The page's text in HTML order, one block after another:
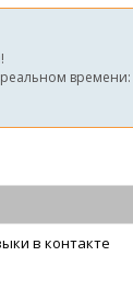
времени:
в контакте